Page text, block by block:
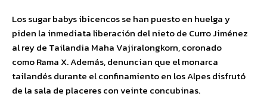
Los sugar babys ibicencos se han puesto en huelga y
piden la inmediata liberación del nieto de Curro Jiménez
al rey de Tailandia Maha Vajiralongkorn, coronado
como Rama X. Además, denuncian que el monarca
tailandés durante el confinamiento en los Alpes disfrutó
de la sala de placeres con veinte concubinas.